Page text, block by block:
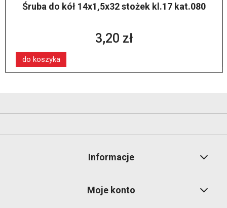
Śruba do kół 14x1,5x32 stożek kl.17 kat.080
3,20 zł
do koszyka
Informacje
Moje konto